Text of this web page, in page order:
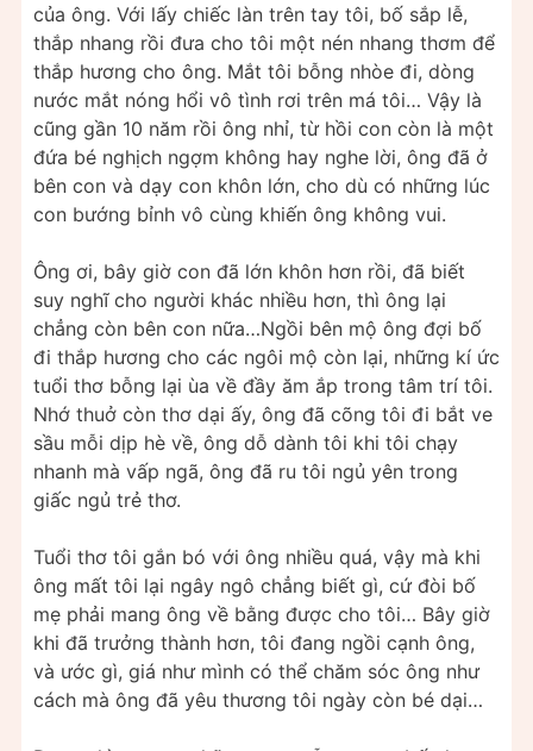
của ông. Với lấy chiếc làn trên tay tôi, bố sắp lễ,
thắp nhang rồi đưa cho tôi một nén nhang thơm để
thắp hương cho ông. Mắt tôi bỗng nhòe đi, dòng
nước mắt nóng hổi vô tình rơi trên má tôi… Vậy là
cũng gần 10 năm rồi ông nhỉ, từ hồi con còn là một
đứa bé nghịch ngợm không hay nghe lời, ông đã ở
bên con và dạy con khôn lớn, cho dù có những lúc
con bướng bỉnh vô cùng khiến ông không vui.
Ông ơi, bây giờ con đã lớn khôn hơn rồi, đã biết
suy nghĩ cho người khác nhiều hơn, thì ông lại
chẳng còn bên con nữa…Ngồi bên mộ ông đợi bố
đi thắp hương cho các ngôi mộ còn lại, những kí ức
tuổi thơ bỗng lại ùa về đầy ăm ắp trong tâm trí tôi.
Nhớ thuở còn thơ dại ấy, ông đã cõng tôi đi bắt ve
sầu mỗi dịp hè về, ông dỗ dành tôi khi tôi chạy
nhanh mà vấp ngã, ông đã ru tôi ngủ yên trong
giấc ngủ trẻ thơ.
Tuổi thơ tôi gắn bó với ông nhiều quá, vậy mà khi
ông mất tôi lại ngây ngô chẳng biết gì, cứ đòi bố
mẹ phải mang ông về bằng được cho tôi… Bây giờ
khi đã trưởng thành hơn, tôi đang ngồi cạnh ông,
và ước gì, giá như mình có thể chăm sóc ông như
cách mà ông đã yêu thương tôi ngày còn bé dại…